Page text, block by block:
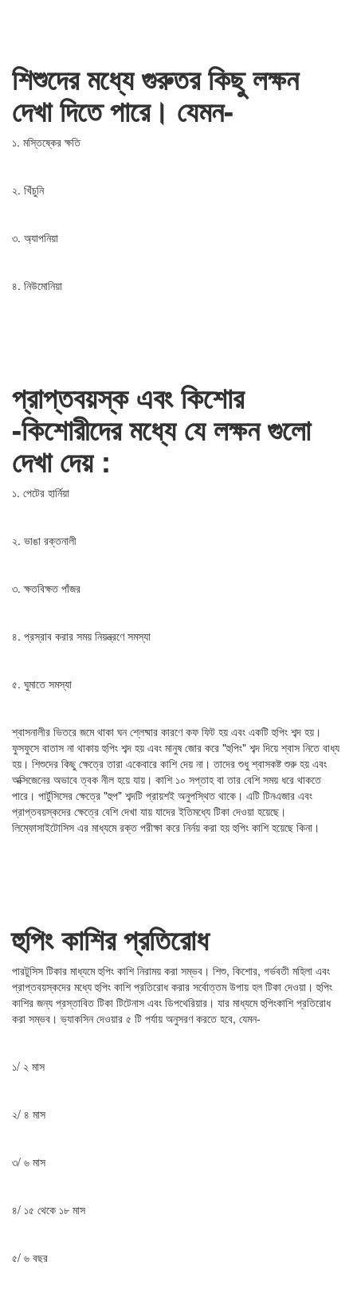
শিশুদের মধ্যে গুরুতর কিছু লক্ষন
দেখা দিতে পারে। যেমন-
১. মস্তিষ্কের ক্ষতি
২. খিঁচুনি
৩. অ্যাপনিয়া
৪. নিউমোনিয়া
প্রাপ্তবয়স্ক এবং কিশোর
-কিশোরীদের মধ্যে যে লক্ষন গুলো
দেখা দেয় :
১. পেটের হার্নিয়া
২. ভাঙা রক্তনালী
৩. ক্ষতবিক্ষত পাঁজর
৪. প্রস্রাব করার সময় নিয়ন্ত্রণে সমস্যা
৫. ঘুমাতে সমস্যা
শ্বাসনালীর ভিতরে জমে থাকা ঘন শ্লেষ্মার কারণে কফ ফিট হয় এবং একটি হুপিং শব্দ হয়।
ফুসফুসে বাতাস না থাকায় হুপিং শব্দ হয় এবং মানুষ জোর করে "হুপিং" শব্দ দিয়ে শ্বাস নিতে বাধ্য
হয়। শিশুদের কিছু ক্ষেত্রে তারা একেবারে কাশি দেয় না। তাদের শুধু শ্বাসকষ্ট শুরু হয় এবং
অক্সিজেনের অভাবে ত্বক নীল হয়ে যায়। কাশি ১০ সপ্তাহ বা তার বেশি সময় ধরে থাকতে
পারে। পার্টুসিসের ক্ষেত্রে "হুপ" শব্দটি প্রায়শই অনুপস্থিত থাকে। এটি টিনএজার এবং
প্রাপ্তবয়স্কদের ক্ষেত্রে বেশি দেখা যায় যাদের ইতিমধ্যে টিকা দেওয়া হয়েছে।
লিম্ফোসাইটোসিস এর মাধ্যমে রক্ত পরীক্ষা করে নির্নয় করা হয় হুপিং কাশি হয়েছে কিনা।
হুপিং কাশির প্রতিরোধ
পারটুসিস টিকার মাধ্যমে হুপিং কাশি নিরাময় করা সম্ভব। শিশু, কিশোর, গর্ভবতী মহিলা এবং
প্রাপ্তবয়স্কদের মধ্যে হুপিং কাশি প্রতিরোধ করার সর্বোত্তম উপায় হল টিকা দেওয়া। হুপিং
কাশির জন্য প্রস্তাবিত টিকা টিটেনাস এবং ডিপথেরিয়ার। যার মাধ্যমে হুপিংকাশি প্রতিরোধ
করা সম্ভব। ভ্যাকসিন দেওয়ার ৫ টি পর্যায় অনুসরণ করতে হবে, যেমন-
১/ ২ মাস
২/ ৪ মাস
৩/ ৬ মাস
৪/ ১৫ থেকে ১৮ মাস
৫/ ৬ বছর